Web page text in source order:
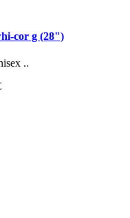
cor g (28")
..